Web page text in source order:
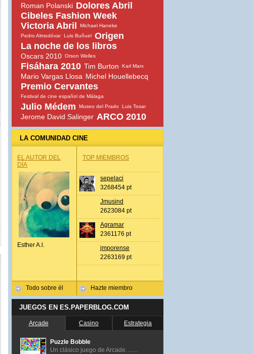
Roman Polanski Dolores Abril
Cibeles Fashion Week
Victoria Abril
Michael Haneke
Pedro Almodóvar Luis Buñuel Origen
La noche de los libros
Oscars 2010 Orson Welles
Fisáhara 2010 Tim Burton Karl Marx
Mario Vargas Llosa Michel Houellebecq
Premio Cervantes
Festival de cine español de Málaga
Julio Médem Museo del Prado Luis Tosar
Jerome David Salinger ARCO 2010
LA COMUNIDAD CINE
EL AUTOR DEL
DÍA
Esther A.l.
Todo sobre él
TOP MIEMBROS
sepelaci
3268454 pt
Jmusind
2623084 pt
Agramar
2361176 pt
jmporense
2263169 pt
Hazte miembro
JUEGOS EN ES.PAPERBLOG.COM
Arcade Casino Estrategia
Puzzle Bobble
Un clásico juego de Arcade. ......